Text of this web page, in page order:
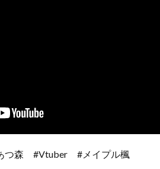
つ森 #Vtuber #メイプル楓